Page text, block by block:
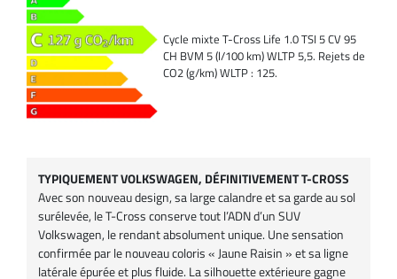
Cycle mixte T-Cross Life 1.0 TSI 5 CV 95
CH BVM 5 (l/100 km) WLTP 5,5. Rejets de
CO2 (g/km) WLTP : 125.
TYPIQUEMENT VOLKSWAGEN, DÉFINITIVEMENT T-CROSS
Avec son nouveau design, sa large calandre et sa garde au sol
surélevée, le T-Cross conserve tout l’ADN d’un SUV
Volkswagen, le rendant absolument unique. Une sensation
confirmée par le nouveau coloris « Jaune Raisin » et sa ligne
latérale épurée et plus fluide. La silhouette extérieure gagne